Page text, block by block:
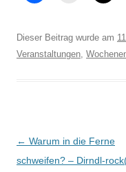
Dieser Beitrag wurde am
Veranstaltungen,
Beitrags-
Navigation
← Warum in die Ferne
schweifen? – Dirndl-